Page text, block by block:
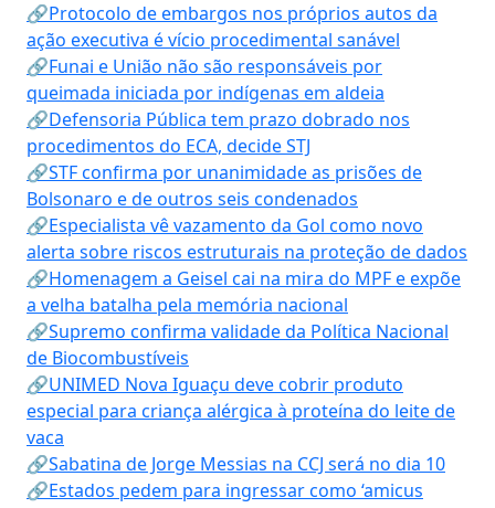
🔗Protocolo de embargos nos próprios autos da
ação executiva é vício procedimental sanável
🔗Funai e União não são responsáveis por
queimada iniciada por indígenas em aldeia
🔗Defensoria Pública tem prazo dobrado nos
procedimentos do ECA, decide STJ
🔗STF confirma por unanimidade as prisões de
Bolsonaro e de outros seis condenados
🔗Especialista vê vazamento da Gol como novo
alerta sobre riscos estruturais na proteção de dados
🔗Homenagem a Geisel cai na mira do MPF e expõe
a velha batalha pela memória nacional
🔗Supremo confirma validade da Política Nacional
de Biocombustíveis
🔗UNIMED Nova Iguaçu deve cobrir produto
especial para criança alérgica à proteína do leite de
vaca
🔗Sabatina de Jorge Messias na CCJ será no dia 10
🔗Estados pedem para ingressar como ‘amicus